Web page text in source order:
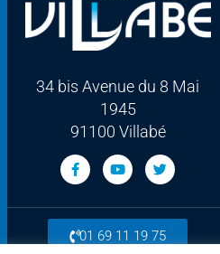
34 bis Avenue du 8 Mai
1945
91100 Villabé
01 69 11 19 75